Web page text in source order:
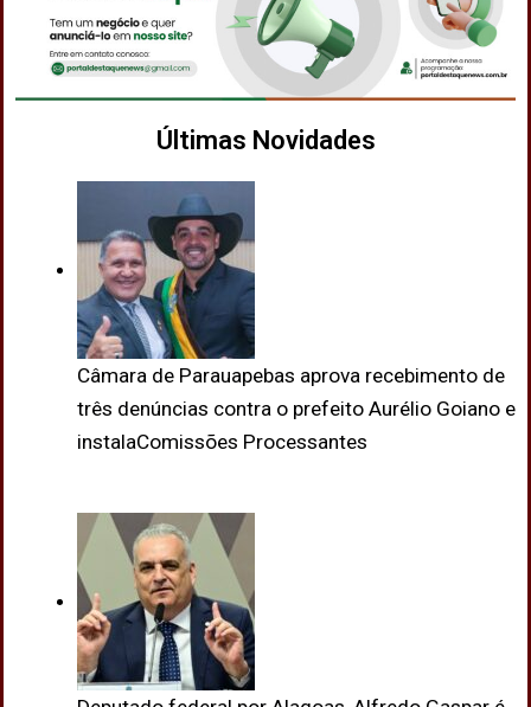
Últimas Novidades
Câmara de Parauapebas aprova recebimento de
três denúncias contra o prefeito Aurélio Goiano e
instalaComissões Processantes